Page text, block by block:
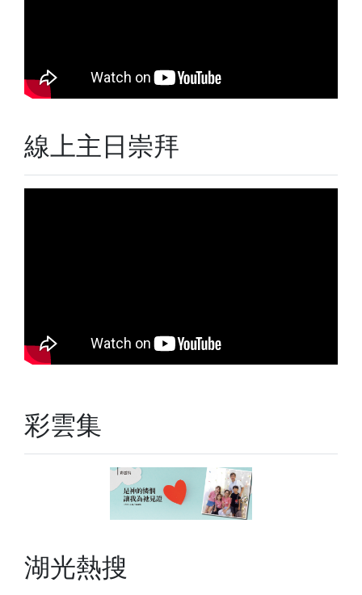
線上主日崇拜
彩雲集
湖光熱搜